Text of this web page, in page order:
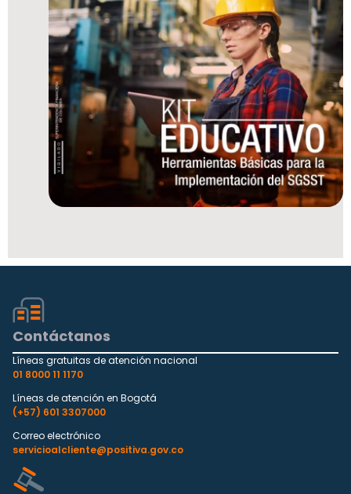
Contáctanos
Líneas gratuitas de atención nacional
01 8000 11 1170
Líneas de atención en Bogotá
(+57) 601 3307000
Correo electrónico
servicioalcliente@positiva.gov.co